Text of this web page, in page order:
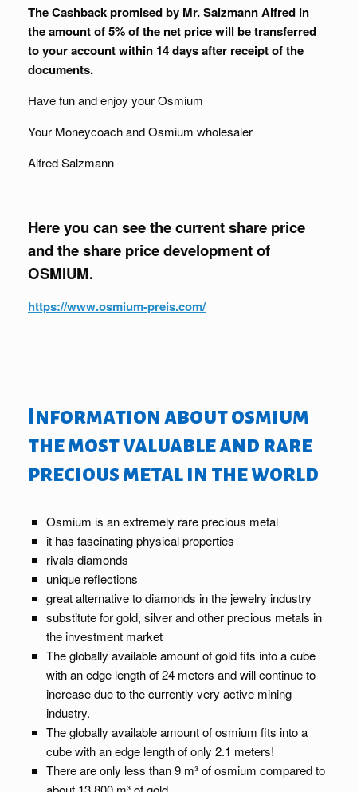
The Cashback promised by Mr. Salzmann Alfred in
the amount of 5% of the net price will be transferred
to your account within 14 days after receipt of the
documents.
Have fun and enjoy your Osmium
Your Moneycoach and Osmium wholesaler
Alfred Salzmann
Here you can see the current share price
and the share price development of
OSMIUM.
https://www.osmium-preis.com/
Information about osmium
the most valuable and rare
precious metal in the world
Osmium is an extremely rare precious metal
it has fascinating physical properties
rivals diamonds
unique reflections
great alternative to diamonds in the jewelry industry
substitute for gold, silver and other precious metals in
the investment market
The globally available amount of gold fits into a cube
with an edge length of 24 meters and will continue to
increase due to the currently very active mining
industry.
The globally available amount of osmium fits into a
cube with an edge length of only 2.1 meters!
There are only less than 9 m³ of osmium compared to